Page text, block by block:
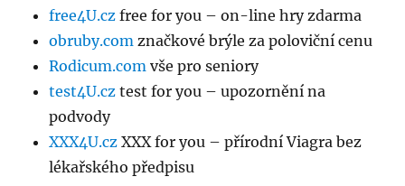
free4U.cz free for you – on-line hry zdarma
obruby.com značkové brýle za poloviční cenu
Rodicum.com vše pro seniory
test4U.cz test for you – upozornění na
podvody
XXX4U.cz XXX for you – přírodní Viagra bez
lékařského předpisu